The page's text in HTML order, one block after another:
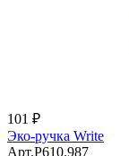
101 ₽
Эко-ручка Write
Арт.P610.987